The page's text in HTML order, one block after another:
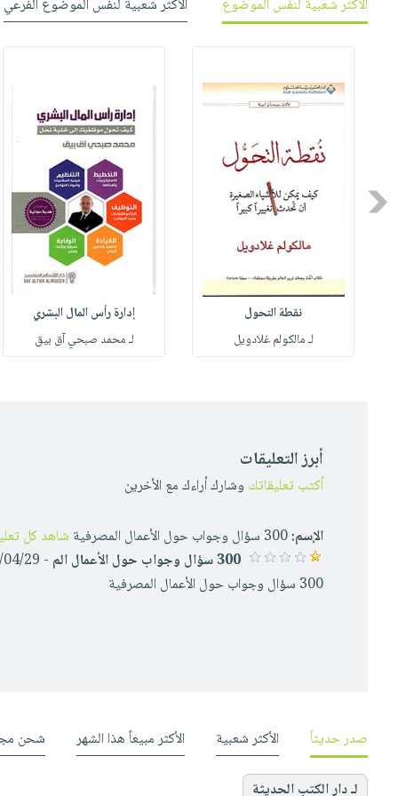
الأكثر شعبية لنفس الموضوع الأكثر شعبية لنفس الموضوع الفرعي
Previous
نقطة التحول
لـ مالكولم غلادويل
إدارة رأس المال البشري
لـ محمد صبحي آق بيق
أبرز التعليقات
أكتب تعليقاتك وشارك أراءك مع الأخرين
الإسم:300 سؤال وجواب حول الأعمال المصرفية
شاهد كل
300 سؤال وجواب حول الأعمال الم
- 13/04/29
300 سؤال وجواب حول الأعمال المصرفية
صدر حديثاً الأكثر شعبية الأكثر مبيعاً هذا الشهر شحن
لـ دار الكتب الحديثة